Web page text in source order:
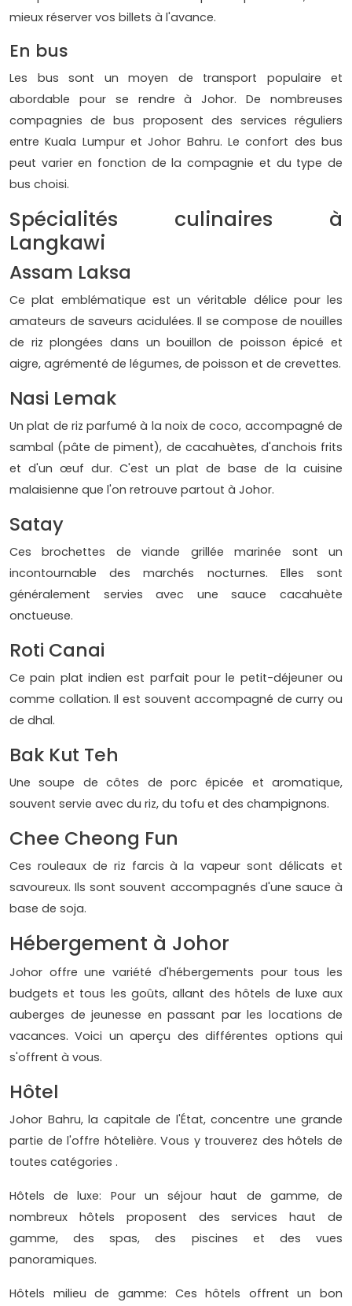
mieux réserver vos billets à l'avance.
En bus
Les bus sont un moyen de transport populaire et
abordable pour se rendre à Johor. De nombreuses
compagnies de bus proposent des services réguliers
entre Kuala Lumpur et Johor Bahru. Le confort des bus
peut varier en fonction de la compagnie et du type de
bus choisi.
Spécialités culinaires à
Langkawi
Assam Laksa
Ce plat emblématique est un véritable délice pour les
amateurs de saveurs acidulées. Il se compose de nouilles
de riz plongées dans un bouillon de poisson épicé et
aigre, agrémenté de légumes, de poisson et de crevettes.
Nasi Lemak
Un plat de riz parfumé à la noix de coco, accompagné de
sambal (pâte de piment), de cacahuètes, d'anchois frits
et d'un œuf dur. C'est un plat de base de la cuisine
malaisienne que l'on retrouve partout à Johor.
Satay
Ces brochettes de viande grillée marinée sont un
incontournable des marchés nocturnes. Elles sont
généralement servies avec une sauce cacahuète
onctueuse.
Roti Canai
Ce pain plat indien est parfait pour le petit-déjeuner ou
comme collation. Il est souvent accompagné de curry ou
de dhal.
Bak Kut Teh
Une soupe de côtes de porc épicée et aromatique,
souvent servie avec du riz, du tofu et des champignons.
Chee Cheong Fun
Ces rouleaux de riz farcis à la vapeur sont délicats et
savoureux. Ils sont souvent accompagnés d'une sauce à
base de soja.
Hébergement à Johor
Johor offre une variété d'hébergements pour tous les
budgets et tous les goûts, allant des hôtels de luxe aux
auberges de jeunesse en passant par les locations de
vacances. Voici un aperçu des différentes options qui
s'offrent à vous.
Hôtel
Johor Bahru, la capitale de l'État, concentre une grande
partie de l'offre hôtelière. Vous y trouverez des hôtels de
toutes catégories .
Hôtels de luxe: Pour un séjour haut de gamme, de
nombreux hôtels proposent des services haut de
gamme, des spas, des piscines et des vues
panoramiques.
Hôtels milieu de gamme: Ces hôtels offrent un bon